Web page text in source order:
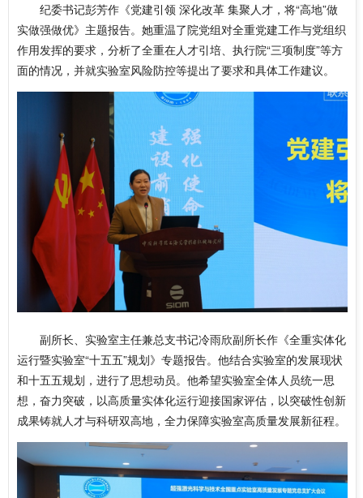
纪委书记彭芳作《党建引领 深化改革 集聚人才，将“高地”做
实做强做优》主题报告。她重温了院党组对全重党建工作与党组织
作用发挥的要求，分析了全重在人才引培、执行院“三项制度”等方
面的情况，并就实验室风险防控等提出了要求和具体工作建议。
副所长、实验室主任兼总支书记冷雨欣副所长作《全重实体化
运行暨实验室“十五五”规划》专题报告。他结合实验室的发展现状
和十五五规划，进行了思想动员。他希望实验室全体人员统一思
想，奋力突破，以高质量实体化运行迎接国家评估，以突破性创新
成果铸就人才与科研双高地，全力保障实验室高质量发展新征程。